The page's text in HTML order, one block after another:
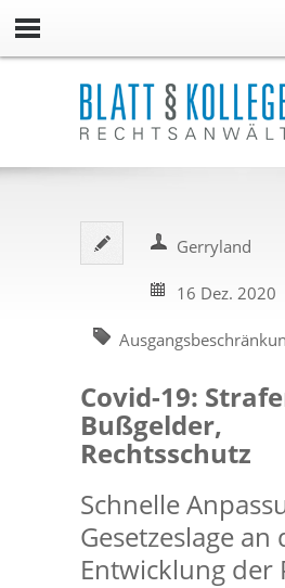
Gerryland
16 Dez. 2020
Rechtsfolgen,Strafen
Covid-19:
Bußgelder,
Rechtsschutz
Schnelle
Gesetzeslage an
Entwicklung der